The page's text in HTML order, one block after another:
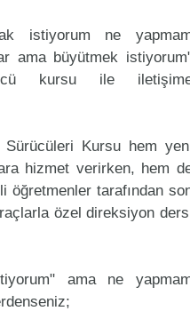
istiyorum ne
ama büyütmek
kursu ile
Kursu hem
hizmet verirken, hem
öğretmenler tarafından
özel direksiyon
ama ne